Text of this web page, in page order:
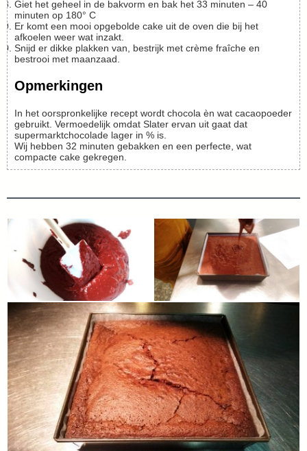
Giet het geheel in de bakvorm en bak het 33 minuten – 40
minuten op 180° C
Er komt een mooi opgebolde cake uit de oven die bij het
afkoelen weer wat inzakt.
Snijd er dikke plakken van, bestrijk met crème fraîche en
bestrooi met maanzaad.
Opmerkingen
In het oorspronkelijke recept wordt chocola èn wat cacaopoeder
gebruikt. Vermoedelijk omdat Slater ervan uit gaat dat
supermarktchocolade lager in % is.
Wij hebben 32 minuten gebakken en een perfecte, wat
compacte cake gekregen.